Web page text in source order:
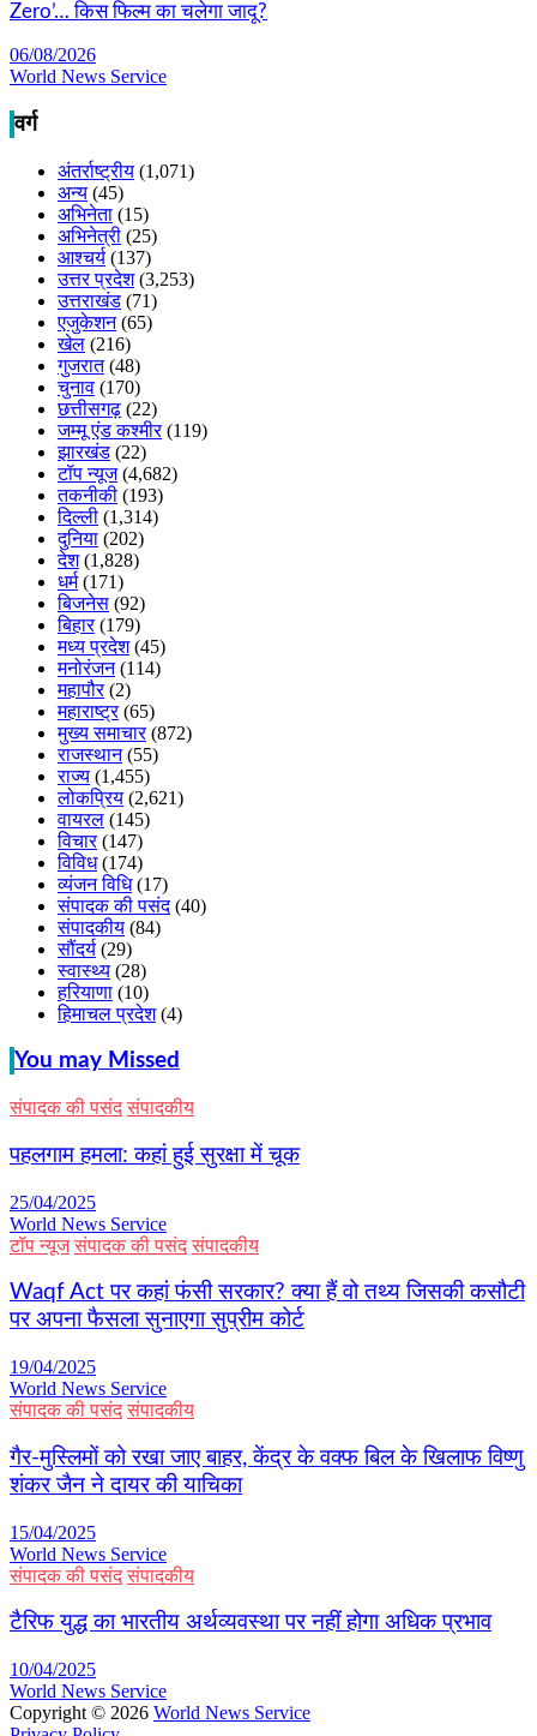
Zero’… किस फिल्म का चलेगा जादू?
06/08/2026
World News Service
वर्ग
अंतर्राष्ट्रीय (1,071)
अन्य (45)
अभिनेता (15)
अभिनेत्री (25)
आश्चर्य (137)
उत्तर प्रदेश(3,253)
उत्तराखंड (71)
एजुकेशन(65)
खेल (216)
गुजरात(48)
चुनाव (170)
छत्तीसगढ़ (22)
जम्मू एंड कश्मीर(119)
झारखंड (22)
टॉप न्यूज(4,682)
तकनीकी (193)
दिल्ली (1,314)
दुनिया (202)
देश(1,828)
धर्म(171)
बिजनेस (92)
बिहार(179)
मध्य प्रदेश(45)
मनोरंजन(114)
महापौर(2)
महाराष्ट्र(65)
मुख्य समाचार(872)
राजस्थान(55)
राज्य (1,455)
लोकप्रिय (2,621)
वायरल (145)
विचार(147)
विविध(174)
व्यंजन विधि(17)
संपादक की पसंद(40)
संपादकीय (84)
सौंदर्य (29)
स्वास्थ्य (28)
हरियाणा (10)
हिमाचल प्रदेश(4)
You may Missed
संपादक की पसंद संपादकीय
पहलगाम हमला: कहां हुई सुरक्षा में चूक
25/04/2025
World News Service
टॉप न्यूज संपादक की पसंद संपादकीय
Waqf Act पर कहां फंसी सरकार? क्या हैं वो तथ्य जिसकी कसौटी
पर अपना फैसला सुनाएगा सुप्रीम कोर्ट
19/04/2025
World News Service
संपादक की पसंद संपादकीय
गैर-मुस्लिमों को रखा जाए बाहर, केंद्र के वक्फ बिल के खिलाफ विष्णु
शंकर जैन ने दायर की याचिका
15/04/2025
World News Service
संपादक की पसंद संपादकीय
टैरिफ युद्ध का भारतीय अर्थव्यवस्था पर नहीं होगा अधिक प्रभाव
10/04/2025
World News Service
Copyright © 2026 World News Service